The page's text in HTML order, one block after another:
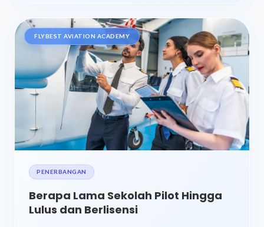
FLYBEST AVIATION ACADEMY
PENERBANGAN
Berapa Lama Sekolah Pilot Hingga
Lulus dan Berlisensi